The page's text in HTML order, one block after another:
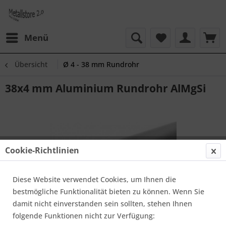
Menü
Übersicht Ø 4 - 38 mm Rundrohr
38x4 mm Aluminium Rundrohr AlMgSi
Cookie-Richtlinien
Diese Website verwendet Cookies, um Ihnen die
bestmögliche Funktionalität bieten zu können. Wenn Sie
damit nicht einverstanden sein sollten, stehen Ihnen
folgende Funktionen nicht zur Verfügung: